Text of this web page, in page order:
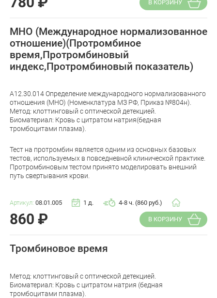
В КОРЗИНУ
МНО (Международное нормализованное
отношение)(Протромбиное
время,Протромбиновый
индекс,Протромбиновый показатель)
A12.30.014 Определение международного нормализованного
отношения (МНО) (Номенклатура МЗ РФ, Приказ №804н).
Метод: клоттинговый с оптической детекцией.
Биоматериал: Кровь с цитратом натрия(бедная
тромбоцитами плазма).
Тест на протромбин является одним из основных базовых
тестов, используемых в повседневной клинической практике.
Протромбиновым тестом принято моделировать внешний
путь свертывания крови.
Артикул: 08.01.005 1 д. 4-8 ч. (860 руб.)
860 ₽ В КОРЗИНУ
Тромбиновое время
Метод: клоттинговый с оптической детекцией.
Биоматериал: Кровь с цитратом натрия (бедная
тромбоцитами плазма).